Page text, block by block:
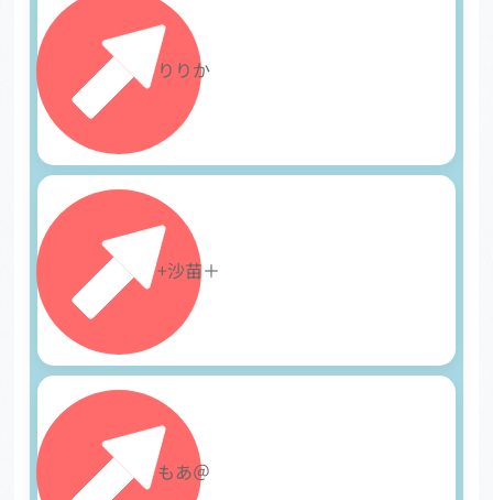
りりか
+沙苗＋
もあ＠